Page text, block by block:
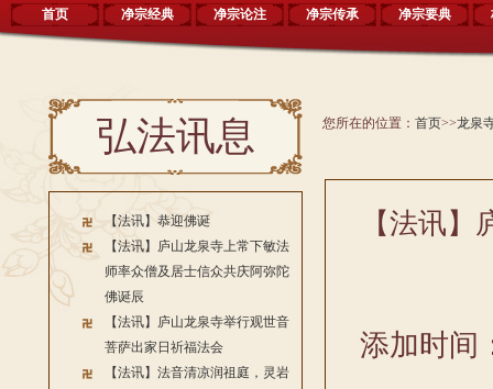
首页 净宗经典 净宗论注 净宗传承 净宗要典
弘法讯息
【法讯】恭迎佛诞
【法讯】庐山龙泉寺上常下敏法
师率众僧及居士信众共庆阿弥陀
佛诞辰
【法讯】庐山龙泉寺举行观世音
菩萨出家日祈福法会
【法讯】法音清凉润祖庭，灵岩
您所在的位置： 首页>>龙泉
【法讯
添加时间